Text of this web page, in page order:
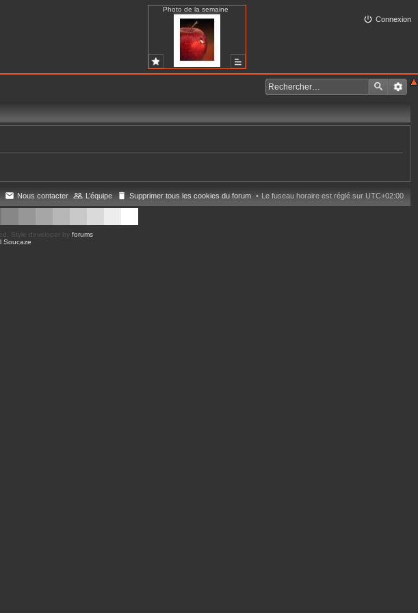
Photo de la semaine
Connexion
Le fuseau horaire est réglé sur UTC+02:00
Supprimer tous les cookies du forum
L’équipe
Nous contacter
, Style developer by forums
Soucaze